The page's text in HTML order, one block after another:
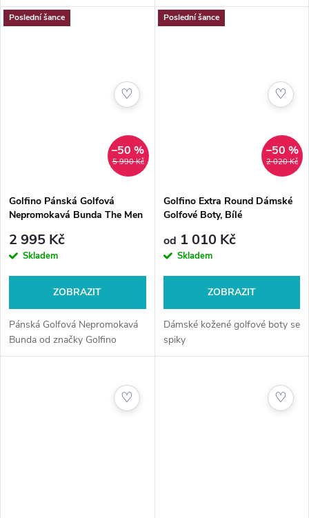
Poslední šance
5 990 Kč
–50 %
Golfino Pánská Golfová
Nepromokavá Bunda The Men
Červená
2 995 Kč
Skladem
ZOBRAZIT
Pánská Golfová Nepromokavá
Bunda od značky Golfino
♡
Poslední šance
2 020 Kč
–50 %
Golfino Extra Round Dámské
Golfové Boty, Bílé
od 1 010 Kč
Skladem
ZOBRAZIT
Dámské kožené golfové boty se
spiky
♡
♡ ♡